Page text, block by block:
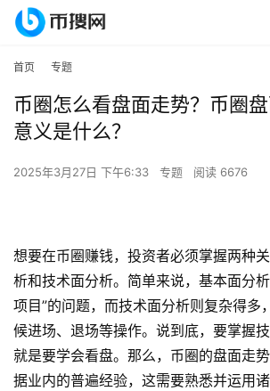
首页 专题
币圈怎么看盘面走势？币圈
意义是什么？
2025年3月27日 下午6:33 专题 阅读 6676
想要在币圈赚钱，投资者必须掌握两种
析和技术面分析。简单来说，基本面分
项目”的问题，而技术面分析则复杂得多
候进场、退场等操作。说到底，要掌握技
就是要学会看盘。那么，币圈的盘面走
据业内的普遍经验，这需要熟悉并运用